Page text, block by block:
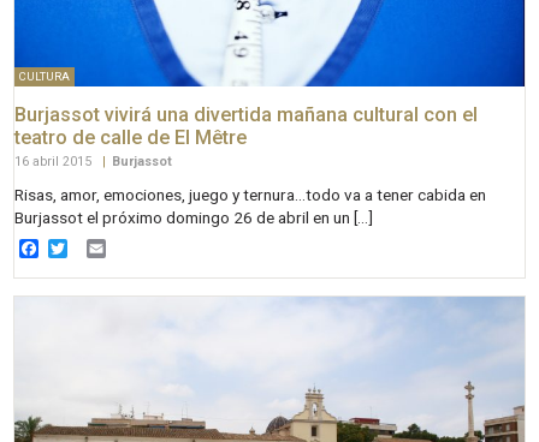
CULTURA
Burjassot vivirá una divertida mañana cultural con el
teatro de calle de El Mêtre
16 abril 2015 Burjassot
Risas, amor, emociones, juego y ternura…todo va a tener cabida en
Burjassot el próximo domingo 26 de abril en un […]
Facebook
Twitter